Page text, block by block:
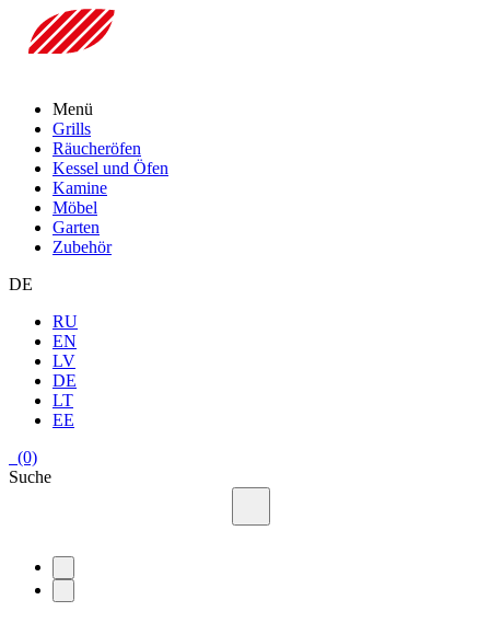
Menü
Grills
Räucheröfen
Kessel und Öfen
Kamine
Möbel
Garten
Zubehör
DE
RU
EN
LV
DE
LT
EE
(0)
Suche